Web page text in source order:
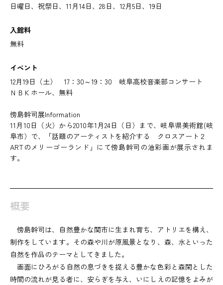
日曜日、祝祭日、11月14日、28日、12月5日、19日
入館料
無料
イベント
12月19日（土） 17：30～19：30 岐阜高校音楽部コンサート
ＮＢＫホール、無料
傍島幹司展Information
11月10日（火）から2010年1月24日（日）まで、岐阜県美術館(岐
阜市）で、「話題のアーティストを紹介する クロスアート２
ARTのメリーゴーランド」にて傍島幹司の油彩画が展示されま
す。
概要
傍島幹司は、自然豊かな関市に生まれ育ち、アトリエを構え、
制作をしています。その森や川が原風景となり、森、水といった
自然を作品のテーマとしてきました。
画面にひろがる自然の息づきを捉える豊かな色彩と森閑とした
時間の流れが見る者に、安らぎを与え、いにしえの記憶をよみが